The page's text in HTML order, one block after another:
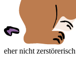
eher nicht zerstörerisch